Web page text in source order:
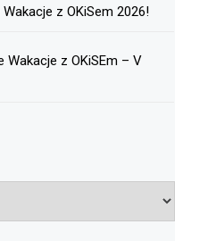
z OKiSem 2026!
Wakacje z OKiSEm – V